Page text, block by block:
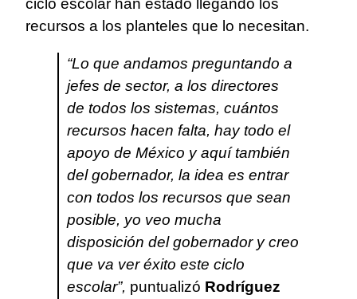
ciclo escolar han estado llegando los
recursos a los planteles que lo necesitan.
“Lo que andamos preguntando a
jefes de sector, a los directores
de todos los sistemas, cuántos
recursos hacen falta, hay todo el
apoyo de México y aquí también
del gobernador, la idea es entrar
con todos los recursos que sean
posible, yo veo mucha
disposición del gobernador y creo
que va ver éxito este ciclo
escolar”, puntualizó Rodríguez